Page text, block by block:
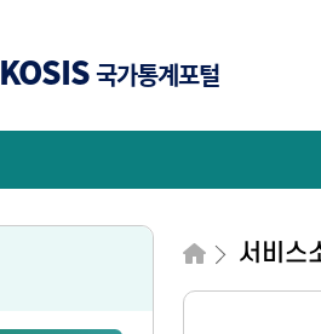
KOSIS국가통계포털
서비스